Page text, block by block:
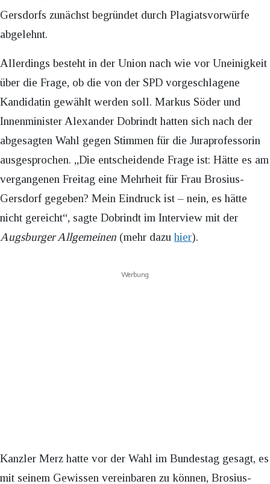
Gersdorfs zunächst begründet durch Plagiatsvorwürfe
abgelehnt.
Allerdings besteht in der Union nach wie vor Uneinigkeit
über die Frage, ob die von der SPD vorgeschlagene
Kandidatin gewählt werden soll. Markus Söder und
Innenminister Alexander Dobrindt hatten sich nach der
abgesagten Wahl gegen Stimmen für die Juraprofessorin
ausgesprochen. „Die entscheidende Frage ist: Hätte es am
vergangenen Freitag eine Mehrheit für Frau Brosius-
Gersdorf gegeben? Mein Eindruck ist – nein, es hätte
nicht gereicht“, sagte Dobrindt im Interview mit der
Augsburger Allgemeinen (mehr dazuhier).
Werbung
Kanzler Merz hatte vor der Wahl im Bundestag gesagt, es
mit seinem Gewissen vereinbaren zu können, Brosius-